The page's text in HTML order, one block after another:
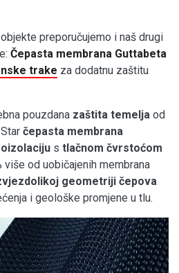
preporučujemo i naš drugi
Čepasta membrana Guttabeta
trake za dodatnu zaštitu
pouzdana zaštita temelja od
čepasta membrana
s tlačnom čvrstoćom
od uobičajenih membrana
geometriji čepova
i geološke promjene u tlu.